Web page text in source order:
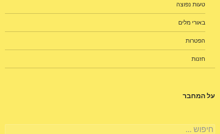
טעות נפוצה
באורי מלים
הפטרות
חזנות
על המחבר
חיפוש: